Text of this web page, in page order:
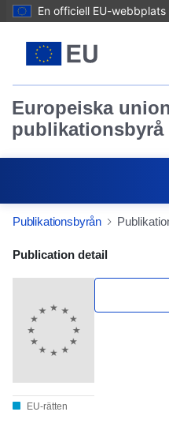
En officiell EU-webbplats
Europeiska
publikationsbyrå
Publikationsbyrån
Publication Detail
Publication detail
EU-rätten